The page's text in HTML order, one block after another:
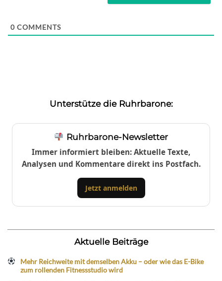
0 COMMENTS
Unterstütze die Ruhrbarone:
Ruhrbarone-Newsletter
Immer informiert bleiben: Aktuelle Texte,
Analysen und Kommentare direkt ins Postfach.
Jetzt anmelden
Aktuelle Beiträge
Mehr Reichweite mit demselben Akku – oder wie das E-Bike
zum rollenden Fitnessstudio wird